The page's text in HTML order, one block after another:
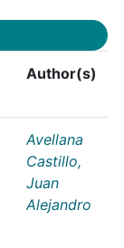
Author(s)
Avellana
Castillo,
Juan
Alejandro